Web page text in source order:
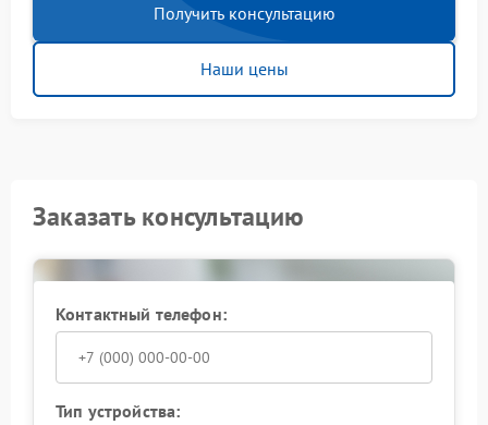
Получить консультацию
Наши цены
Заказать консультацию
Контактный телефон:
Тип устройства: